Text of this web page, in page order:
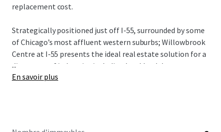
replacement cost.
Strategically positioned just off I-55, surrounded by some
of Chicago’s most affluent western suburbs; Willowbrook
Centre at I-55 presents the ideal real estate solution for a
diverse set of industries including local healthcare
suppliers, retail and consumer products, business services
...
En savoir plus